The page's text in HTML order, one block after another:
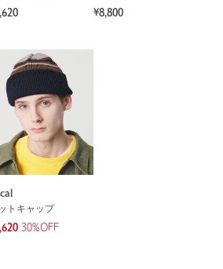
¥8,800
トキャップ
30%OFF